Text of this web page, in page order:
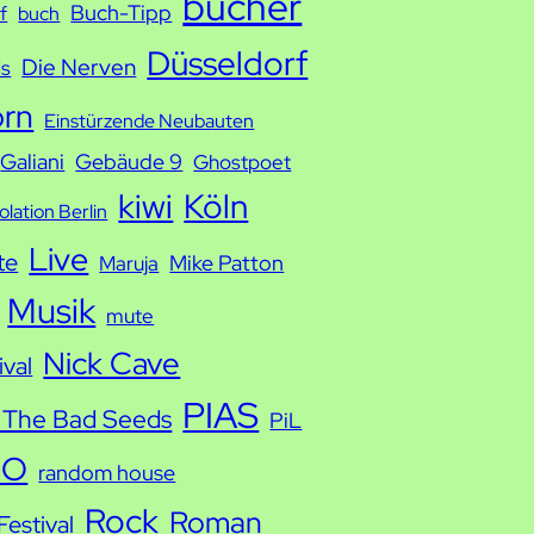
buch Buch-Tipp
Die Nerven Düsseldorf
Einstürzende Neubauten
Galiani Gebäude 9 Ghostpoet
Berlin kiwi Köln
Live Maruja Mike Patton
Musik mute
Nick Cave
Bad Seeds PIAS PiL
random house
Rock Roman